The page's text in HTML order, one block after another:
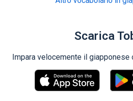
Scarica
Impara velocemente il giapponese